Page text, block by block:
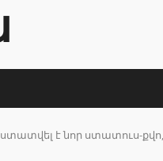
է նոր ստատուս-քվո,